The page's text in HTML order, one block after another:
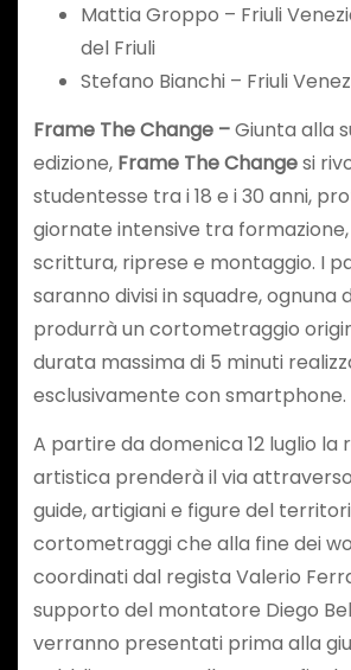
Mattia Groppo – Friuli
del Friuli
Stefano Bianchi – Friuli
Frame The Change –Giunta alla
edizione, Frame The Changesi
studentesse tra i 18 e i 30 anni,
giornate intensive tra
scrittura, riprese e montaggio. I
saranno divisi in squadre, ognuna
produrrà un cortometraggio
durata massima di 5 minuti
esclusivamente con smartphone.
A partire da domenica 12 luglio la
artistica prenderà il via
guide, artigiani e figure del
cortometraggi che alla fine dei
coordinati dal regista Valerio
supporto del montatore Diego
verranno presentati prima alla